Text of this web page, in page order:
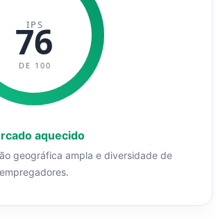
IPS
76
DE 100
aquecido
geográfica ampla e diversidade de
empregadores.